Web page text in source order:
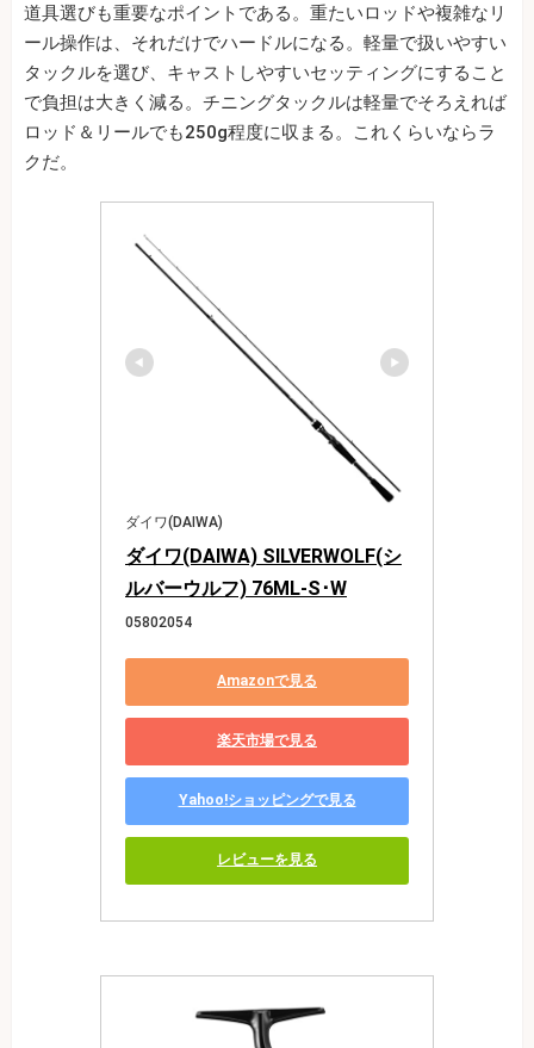
道具選びも重要なポイントである。重たいロッドや複雑なリ
ール操作は、それだけでハードルになる。軽量で扱いやすい
タックルを選び、キャストしやすいセッティングにすること
で負担は大きく減る。チニングタックルは軽量でそろえれば
ロッド＆リールでも250g程度に収まる。これくらいならラ
クだ。
ダイワ(DAIWA)
ダイワ(DAIWA) SILVERWOLF(シ
ルバーウルフ) 76ML-S･W
05802054
Amazonで見る
楽天市場で見る
Yahoo!ショッピングで見る
レビューを見る